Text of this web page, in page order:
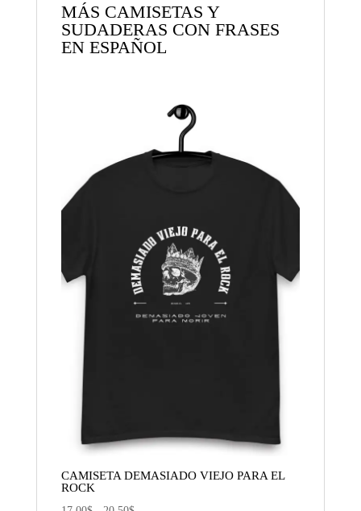
MÁS CAMISETAS Y
SUDADERAS CON FRASES
EN ESPAÑOL
CAMISETA DEMASIADO VIEJO PARA EL
ROCK